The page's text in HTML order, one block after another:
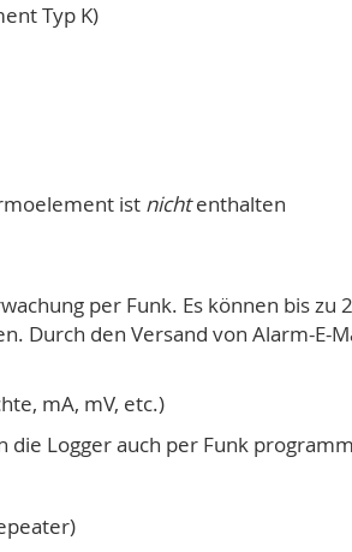
Typ K)
ist nichtenthalten
per Funk. Es können bis
Durch den Versand von Alarm-
mA, mV, etc.)
die Logger auch per Funk